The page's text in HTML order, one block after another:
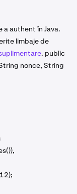
a authent în Java.
limbaje de
. public
nonce, String